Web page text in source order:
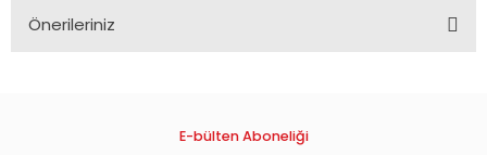
Önerileriniz
Görüş ve önerileriniz için teşekkür ederiz.
E-bülten Aboneliği